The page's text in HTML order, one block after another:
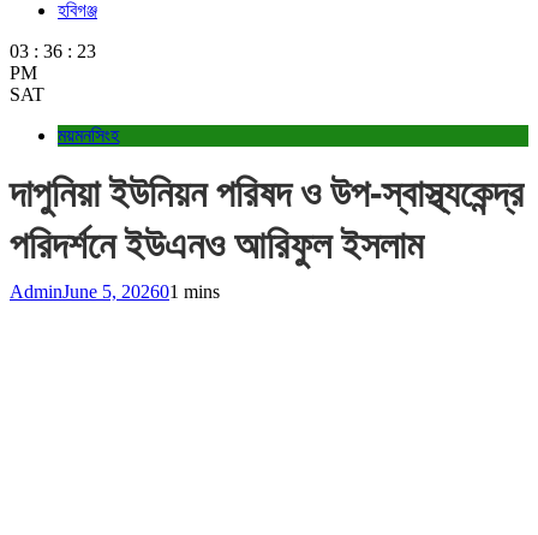
হবিগঞ্জ
03 : 36 : 24
PM
SAT
ময়মনসিংহ
দাপুনিয়া ইউনিয়ন পরিষদ ও উপ-স্বাস্থ্যকেন্দ্র
পরিদর্শনে ইউএনও আরিফুল ইসলাম
AdminJune 5, 202601 mins